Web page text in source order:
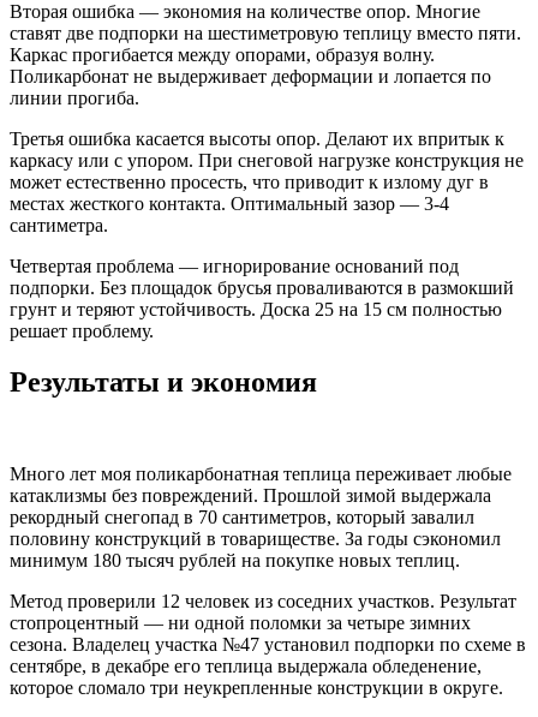
Вторая ошибка — экономия на количестве опор. Многие
ставят две подпорки на шестиметровую теплицу вместо пяти.
Каркас прогибается между опорами, образуя волну.
Поликарбонат не выдерживает деформации и лопается по
линии прогиба.
Третья ошибка касается высоты опор. Делают их впритык к
каркасу или с упором. При снеговой нагрузке конструкция не
может естественно просесть, что приводит к излому дуг в
местах жесткого контакта. Оптимальный зазор — 3-4
сантиметра.
Четвертая проблема — игнорирование оснований под
подпорки. Без площадок брусья проваливаются в размокший
грунт и теряют устойчивость. Доска 25 на 15 см полностью
решает проблему.
Результаты и экономия
Много лет моя поликарбонатная теплица переживает любые
катаклизмы без повреждений. Прошлой зимой выдержала
рекордный снегопад в 70 сантиметров, который завалил
половину конструкций в товариществе. За годы сэкономил
минимум 180 тысяч рублей на покупке новых теплиц.
Метод проверили 12 человек из соседних участков. Результат
стопроцентный — ни одной поломки за четыре зимних
сезона. Владелец участка №47 установил подпорки по схеме в
сентябре, в декабре его теплица выдержала обледенение,
которое сломало три неукрепленные конструкции в округе.